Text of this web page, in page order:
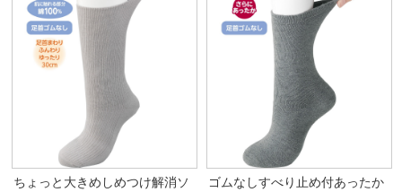
ちょっと大きめしめつけ解消ソ
ゴムなしすべり止め付あったか